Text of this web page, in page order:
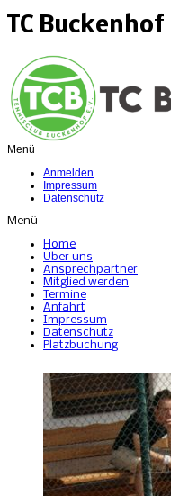
TC
Menü
Anmelden
Impressum
Datenschutz
Menü
Home
Über uns
Ansprechpartner
Mitglied werden
Termine
Anfahrt
Impressum
Datenschutz
Platzbuchung